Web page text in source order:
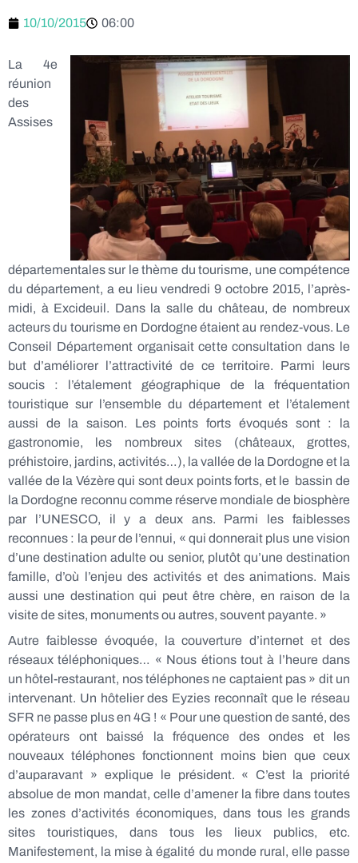
10/10/2015 06:00
La 4e
réunion
des
Assises
départementales sur le thème du tourisme, une compétence
du département, a eu lieu vendredi 9 octobre 2015, l’après-
midi, à Excideuil. Dans la salle du château, de nombreux
acteurs du tourisme en Dordogne étaient au rendez-vous. Le
Conseil Département organisait cette consultation dans le
but d’améliorer l’attractivité de ce territoire. Parmi leurs
soucis : l’étalement géographique de la fréquentation
touristique sur l’ensemble du département et l’étalement
aussi de la saison. Les points forts évoqués sont : la
gastronomie, les nombreux sites (châteaux, grottes,
préhistoire, jardins, activités…), la vallée de la Dordogne et la
vallée de la Vézère qui sont deux points forts, et le bassin de
la Dordogne reconnu comme réserve mondiale de biosphère
par l’UNESCO, il y a deux ans. Parmi les faiblesses
reconnues : la peur de l’ennui, « qui donnerait plus une vision
d’une destination adulte ou senior, plutôt qu’une destination
famille, d’où l’enjeu des activités et des animations. Mais
aussi une destination qui peut être chère, en raison de la
visite de sites, monuments ou autres, souvent payante. »
Autre faiblesse évoquée, la couverture d’internet et des
réseaux téléphoniques… « Nous étions tout à l’heure dans
un hôtel-restaurant, nos téléphones ne captaient pas » dit un
intervenant. Un hôtelier des Eyzies reconnaît que le réseau
SFR ne passe plus en 4G ! « Pour une question de santé, des
opérateurs ont baissé la fréquence des ondes et les
nouveaux téléphones fonctionnent moins bien que ceux
d’auparavant » explique le président. « C’est la priorité
absolue de mon mandat, celle d’amener la fibre dans toutes
les zones d’activités économiques, dans tous les grands
sites touristiques, dans tous les lieux publics, etc.
Manifestement, la mise à égalité du monde rural, elle passe